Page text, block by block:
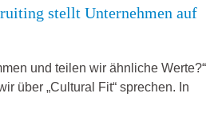
stellt Unternehmen auf
und teilen wir ähnliche Werte?“
über „Cultural Fit“ sprechen. In